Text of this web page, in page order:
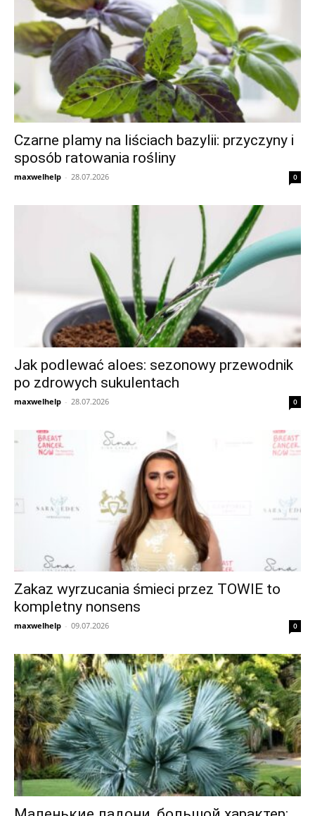
Czarne plamy na liściach bazylii: przyczyny i
sposób ratowania rośliny
maxwelhelp - 28.07.2026 0
Jak podlewać aloes: sezonowy przewodnik
po zdrowych sukulentach
maxwelhelp - 28.07.2026 0
Zakaz wyrzucania śmieci przez TOWIE to
kompletny nonsens
maxwelhelp - 09.07.2026 0